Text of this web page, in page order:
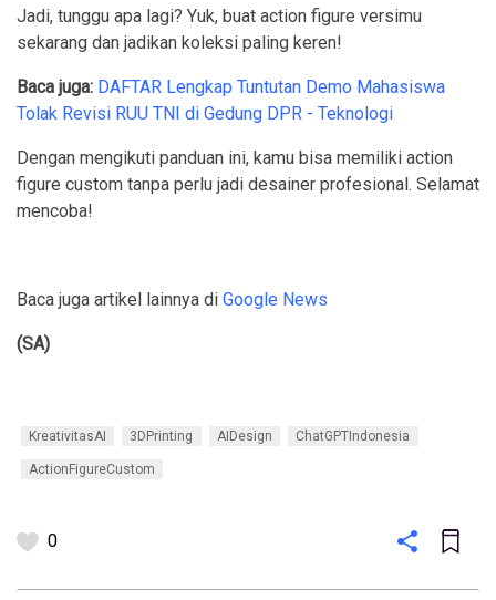
Jadi, tunggu apa lagi? Yuk, buat action figure versimu
sekarang dan jadikan koleksi paling keren!
Baca juga: DAFTAR Lengkap Tuntutan Demo Mahasiswa
Tolak Revisi RUU TNI di Gedung DPR - Teknologi
Dengan mengikuti panduan ini, kamu bisa memiliki action
figure custom tanpa perlu jadi desainer profesional. Selamat
mencoba!
Baca juga artikel lainnya di Google News
(SA)
KreativitasAI 3DPrinting AIDesign ChatGPTIndonesia
ActionFigureCustom
0